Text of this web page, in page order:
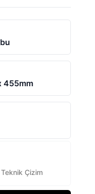
455mm
Teknik Çizim